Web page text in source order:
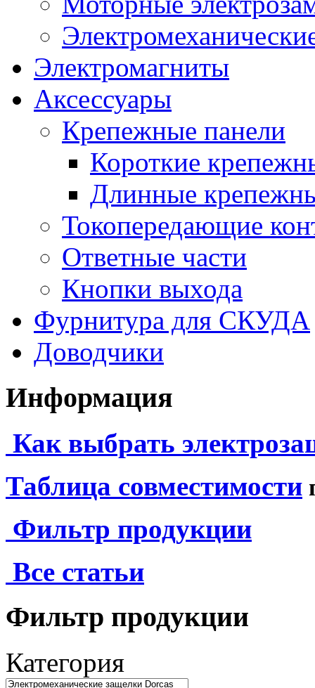
Электромагниты
Аксессуары
Крепежные панели
Короткие
Длинные
Токопередающие
Ответные части
Кнопки выхода
Фурнитура для СКУДА
Доводчики
Информация
Как выбрать
Таблица совместимости
Фильтр продукции
Все статьи
Фильтр продукции
Категория